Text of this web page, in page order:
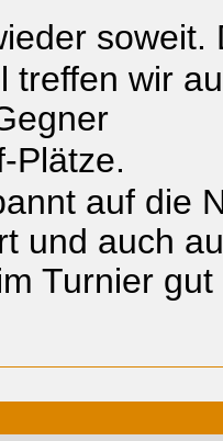
soweit.
treffen wir
Plätze.
auf die
und auch
Turnier